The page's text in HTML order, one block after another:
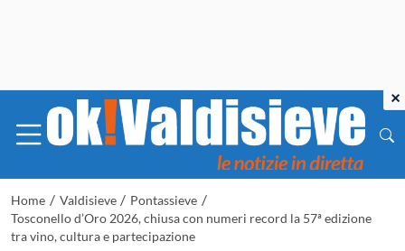
Home / Valdisieve / Pontassieve /
Tosconello d’Oro 2026, chiusa con numeri record la 57ª edizione
tra vino, cultura e partecipazione
×